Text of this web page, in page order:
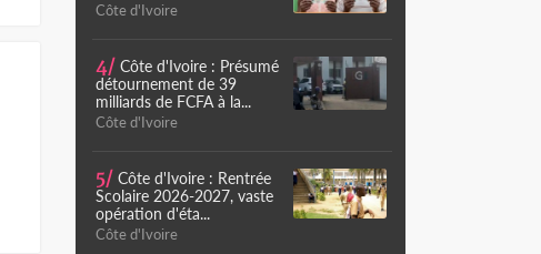
Côte d'Ivoire
4/ Côte d'Ivoire : Présumé
détournement de 39
milliards de FCFA à la...
Côte d'Ivoire
5/ Côte d'Ivoire : Rentrée
Scolaire 2026-2027, vaste
opération d'éta...
Côte d'Ivoire